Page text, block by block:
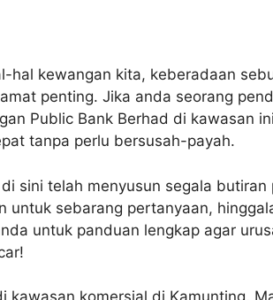
hal kewangan kita, keberadaan
penting. Jika anda seorang
Public Bank Berhad di kawasan
tanpa perlu bersusah-payah.
sini telah menyusun segala
untuk sebarang pertanyaan,
untuk panduan lengkap agar